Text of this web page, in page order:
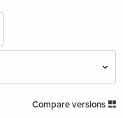
EUR 29.99
Compare versions